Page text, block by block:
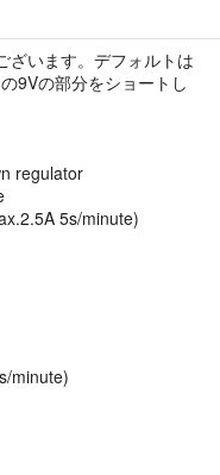
ざいます。デフォルトは
9Vの部分をショートし
regulator
5s/minute)
minute)